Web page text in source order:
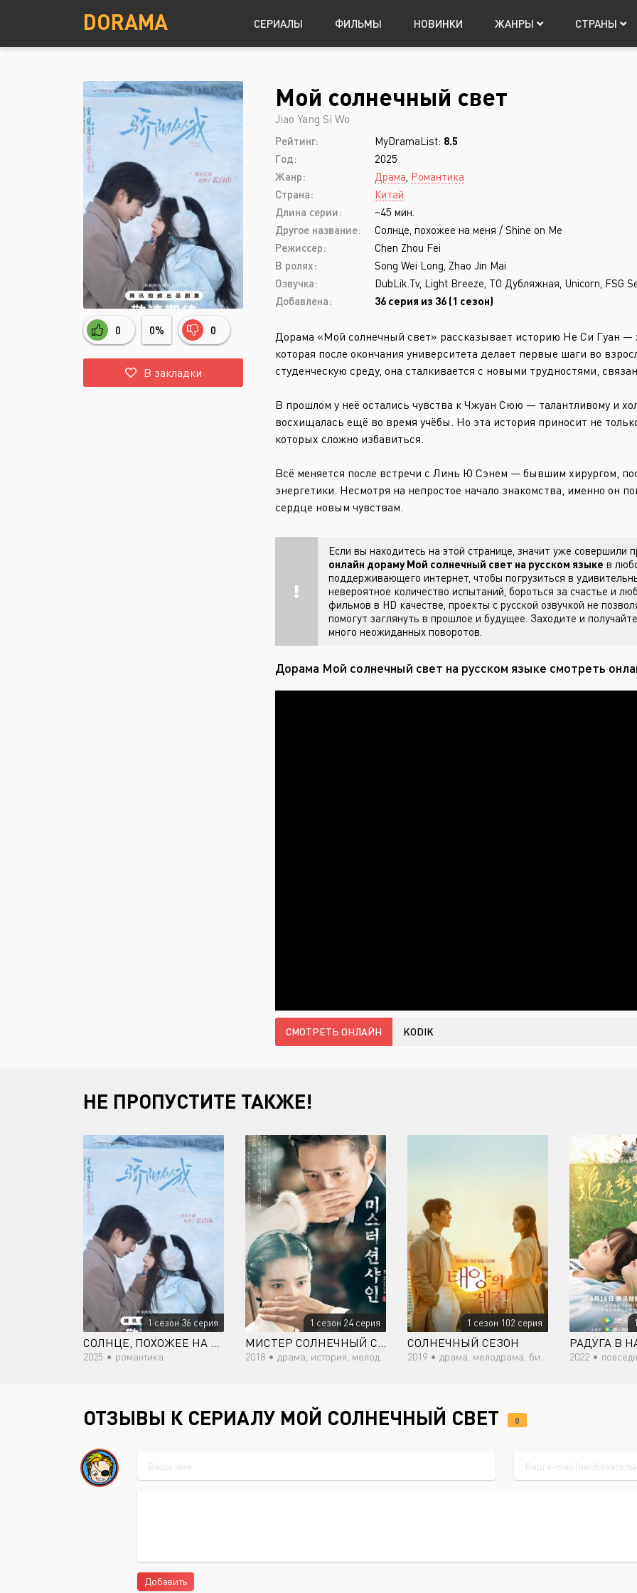
DORAMA СЕРИАЛЫ ФИЛЬМЫ НОВИНКИ ЖАНРЫ
Детектив
Комедия
Криминал
Мелодрама
Мистика
Приключения
Триллер
Ужасы
СТРАНЫ
Южная Корея Япония Китай
Регистрация
0 0% 0
В закладки
Мой солнечный свет
Jiao Yang Si Wo
Рейтинг: MyDramaList: 8.5
Год:
2025
Жанр:
Драма Романтика
Страна:
Китай
Длина серии:
~45 мин.
Другое название:
Солнце, похожее на меня / Shine on Me
Режиссер:
Chen Zhou Fei
В ролях:
Song Wei Long, Zhao Jin Mai
Озвучка:
DubLik.Tv, Light Breeze, ТО Дубляжная, Unicorn, FSG
Добавлена:
36 серия из 36 (1 сезон)
Дорама «Мой солнечный свет» рассказывает историю Не Си Гуан —
которая после окончания университета делает первые шаги во
студенческую среду, она сталкивается с новыми трудностями,
В прошлом у неё остались чувства к Чжуан Сюю — талантливому и
восхищалась ещё во время учёбы. Но эта история приносит не
которых сложно избавиться.
Всё меняется после встречи с Линь Ю Сэнем — бывшим хирургом,
энергетики. Несмотря на непростое начало знакомства, именно он
сердце новым чувствам.
Если вы находитесь на этой странице, значит уже
онлайн дораму Мой солнечный свет на русском языке в
поддерживающего интернет, чтобы погрузиться в
невероятное количество испытаний, бороться за счастье и
фильмов в HD качестве, проекты с русской озвучкой не
помогут заглянуть в прошлое и будущее. Заходите и
много неожиданных поворотов.
Дорама Мой солнечный свет на русском языке смотреть
СМОТРЕТЬ ОНЛАЙН KODIK
НЕ ПРОПУСТИТЕ ТАКЖЕ!
1 сезон 36 серия
СОЛНЦЕ, ПОХОЖЕЕ НА МЕНЯ
2025 • романтика
1 сезон 24 серия
МИСТЕР СОЛНЕЧНЫЙ СВЕТ
2018 • драма, история, мелодрама, военный, романтика
1 сезон 102 серия
СОЛНЕЧНЫЙ СЕЗОН
2019 • драма, мелодрама, бизнес, романтика 2022 •
ОТЗЫВЫ К СЕРИАЛУ МОЙ СОЛНЕЧНЫЙ СВЕТ 0
Добавить